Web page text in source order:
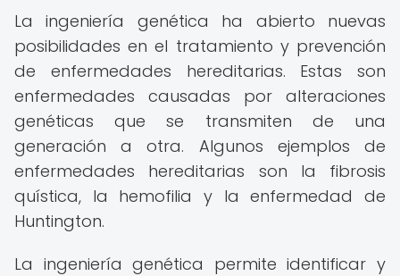
La ingeniería genética ha abierto nuevas
posibilidades en el tratamiento y prevención
de enfermedades hereditarias. Estas son
enfermedades causadas por alteraciones
genéticas que se transmiten de una
generación a otra. Algunos ejemplos de
enfermedades hereditarias son la fibrosis
quística, la hemofilia y la enfermedad de
Huntington.
La ingeniería genética permite identificar y